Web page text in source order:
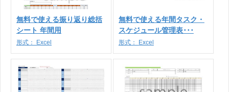
無料で使える振り返り総括
シート 年間用
形式： Excel
無料で使える年間タスク・
スケジュール管理表･･･
形式： Excel